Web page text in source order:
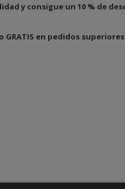
y consigue un 10 % de
en pedidos superiores